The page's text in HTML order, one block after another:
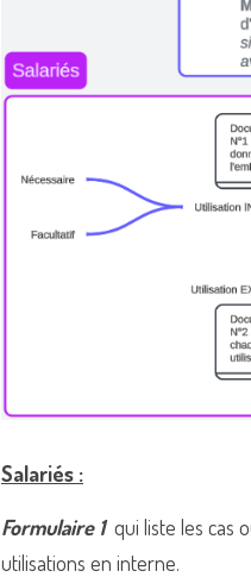
Salariés :
Formulaire 1 qui liste les cas
utilisations en interne.